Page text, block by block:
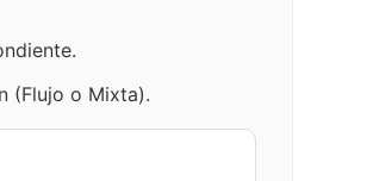
(Flujo o Mixta).